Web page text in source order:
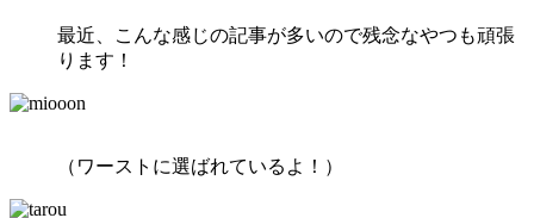
最近、こんな感じの記事が多いので残念なやつも頑張
ります！
（ワーストに選ばれているよ！）